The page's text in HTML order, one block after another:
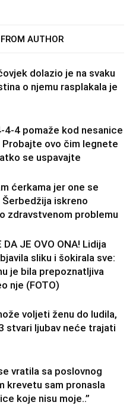
AUTHOR
dolazio je na svaku
o njemu rasplakala je
4-4 pomaže kod nesanice
Probajte ovo čim legnete
se uspavajte
ćerkama jer one se
Šerbedžija iskreno
zdravstvenom problemu
DA JE OVO ONA! Lidija
sliku i šokirala sve:
je bila prepoznatljiva
nje (FOTO)
voljeti ženu do ludila,
stvari ljubav neće trajati
vratila sa poslovnog
krevetu sam pronasla
koje nisu moje..”